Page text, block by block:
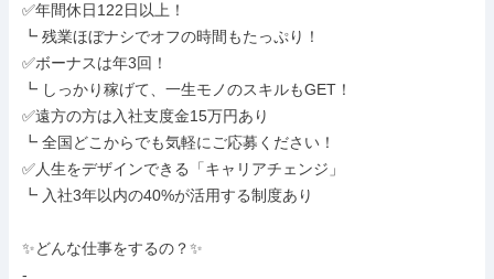
✅年間休日122日以上！
┗ 残業ほぼナシでオフの時間もたっぷり！
✅ボーナスは年3回！
┗ しっかり稼げて、一生モノのスキルもGET！
✅遠方の方は入社支度金15万円あり
┗ 全国どこからでも気軽にご応募ください！
✅人生をデザインできる「キャリアチェンジ」
┗ 入社3年以内の40%が活用する制度あり
✨どんな仕事をするの？✨
-